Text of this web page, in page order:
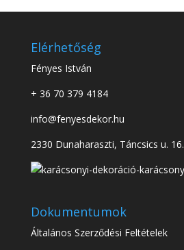
Elérhetőség
Fényes István
+ 36 70 379 4184
info@fenyesdekor.hu
2330 Dunaharaszti, Táncsics u. 16.
Dokumentumok
Általános Szerződési Feltételek